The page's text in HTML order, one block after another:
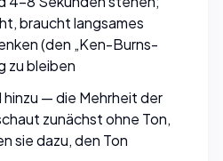
braucht langsames
(den „Ken-Burns-
zu bleiben
— die Mehrheit der
zunächst ohne Ton,
sie dazu, den Ton